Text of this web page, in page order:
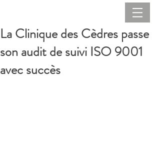
La Clinique des Cèdres passe
son audit de suivi ISO 9001
avec succès